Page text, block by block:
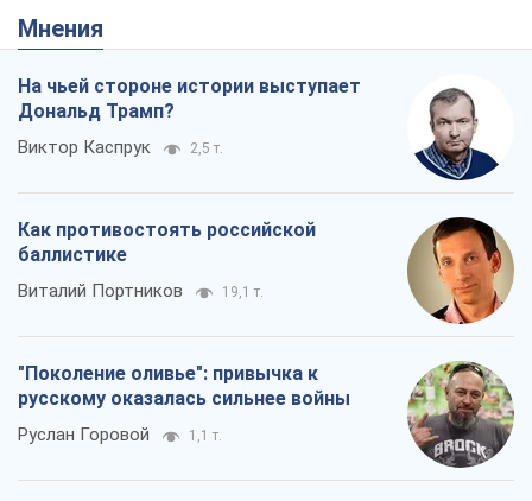
Мнения
На чьей стороне истории выступает
Дональд Трамп?
Виктор Каспрук 2,5 т.
Как противостоять российской
баллистике
Виталий Портников 19,1 т.
"Поколение оливье": привычка к
русскому оказалась сильнее войны
Руслан Горовой 1,1 т.